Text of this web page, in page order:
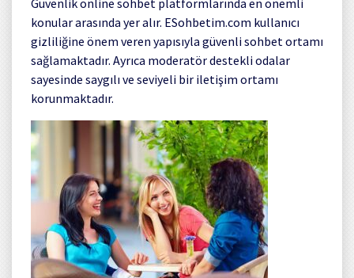
konular arasında yer alır. ESohbetim.com kullanıcı
gizliliğine önem veren yapısıyla güvenli sohbet ortamı
sağlamaktadır. Ayrıca moderatör destekli odalar
sayesinde saygılı ve seviyeli bir iletişim ortamı
korunmaktadır.